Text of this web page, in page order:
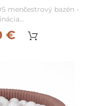
menčestrový bazén -
€